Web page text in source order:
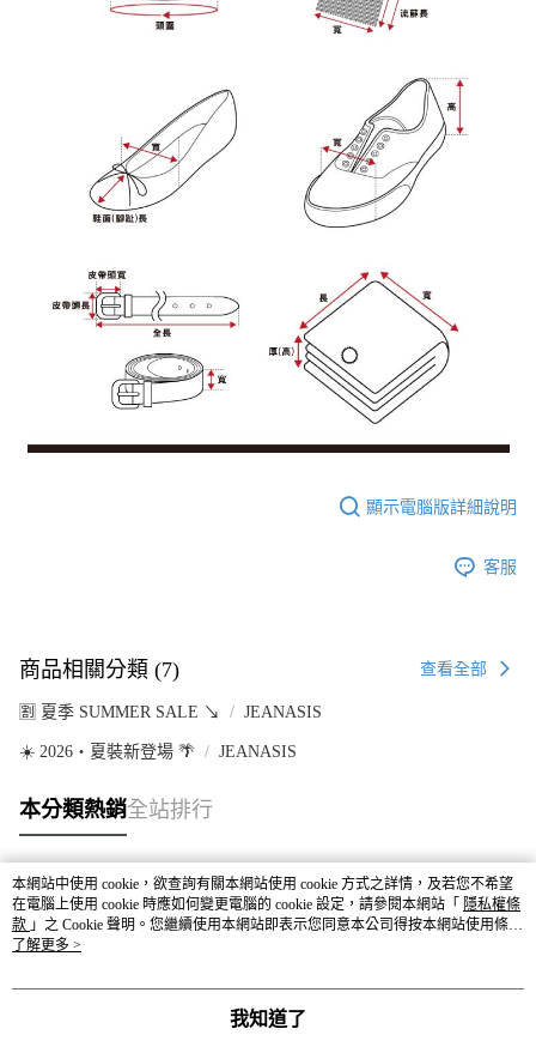
顯示電腦版詳細說明
客服
商品相關分類 (7) 查看全部
🈹 夏季 SUMMER SALE ↘️ JEANASIS
☀️ 2026・夏裝新登場 🌴 JEANASIS
本分類熱銷全站排行
熱門標籤
本網站中使用 cookie，欲查詢有關本網站使用 cookie 方式之詳情，及若您不希望
在電腦上使用 cookie 時應如何變更電腦的 cookie 設定，請參閱本網站「 隱私權條
款 」之 Cookie 聲明。您繼續使用本網站即表示您同意本公司得按本網站使用條款
之 Cookie 聲明使用 cookie。
了解更多 >
我知道了